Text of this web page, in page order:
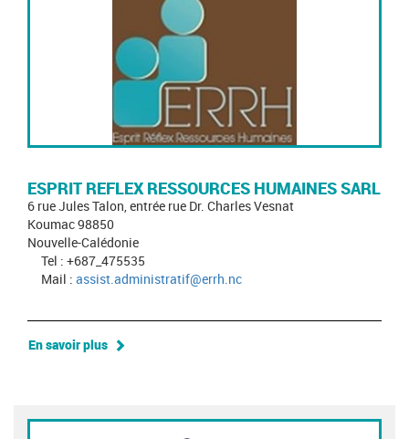
ESPRIT REFLEX RESSOURCES HUMAINES SARL
6 rue Jules Talon, entrée rue Dr. Charles Vesnat
Koumac 98850
Nouvelle-Calédonie
Tel : +687_475535
Mail : assist.administratif@errh.nc
En savoir plus